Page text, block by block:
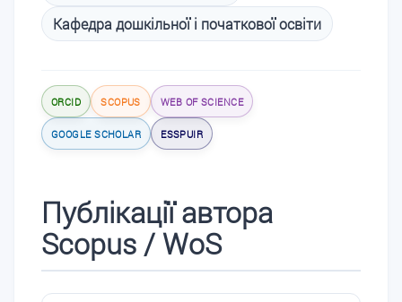
Кафедра дошкільної і початкової освіти
ORCID SCOPUS WEB OF SCIENCE
GOOGLE SCHOLAR ESSPUIR
Публікації автора
Scopus / WoS